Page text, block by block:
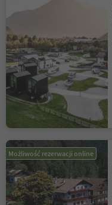
Możliwość rezerwacji online